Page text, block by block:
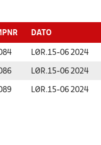
DATO
LØR.15-06 2024
LØR.15-06 2024
LØR.15-06 2024